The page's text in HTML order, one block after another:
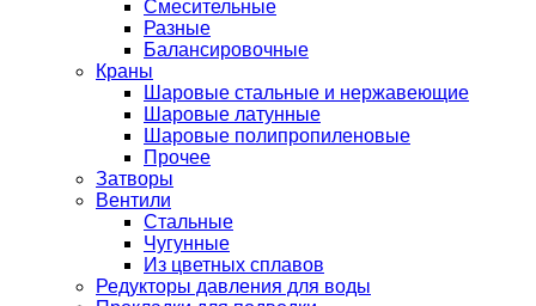
Смесительные
Разные
Балансировочные
Краны
Шаровые стальные и нержавеющие
Шаровые латунные
Шаровые полипропиленовые
Прочее
Затворы
Вентили
Стальные
Чугунные
Из цветных сплавов
Редукторы давления для воды